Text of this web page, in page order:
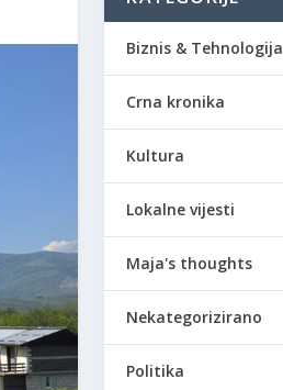
Biznis & Tehnologija
Crna kronika
Kultura
Lokalne vijesti
Maja's thoughts
Nekategorizirano
Politika